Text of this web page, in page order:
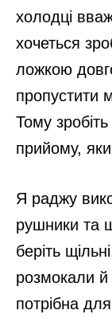
холодці
хочеться
ложкою
пропустити
Тому
прийому,
Я раджу
рушники та
беріть
розмокали
потрібна